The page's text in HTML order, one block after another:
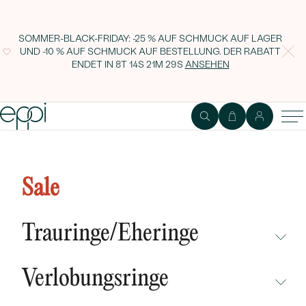
SOMMER-BLACK-FRIDAY: -25 % AUF SCHMUCK AUF LAGER
UND -10 % AUF SCHMUCK AUF BESTELLUNG. DER RABATT
ENDET IN 8T 14S 21M 28S ANSEHEN
Sale
Trauringe/Eheringe
NEUHEITEN
Verlobungsringe
Amethyst und Edelsteinen Millie